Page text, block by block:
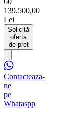
139.500,00
Lei
Solicită
oferta
de pret
Contacteaza-
ne
pe
Whataspp